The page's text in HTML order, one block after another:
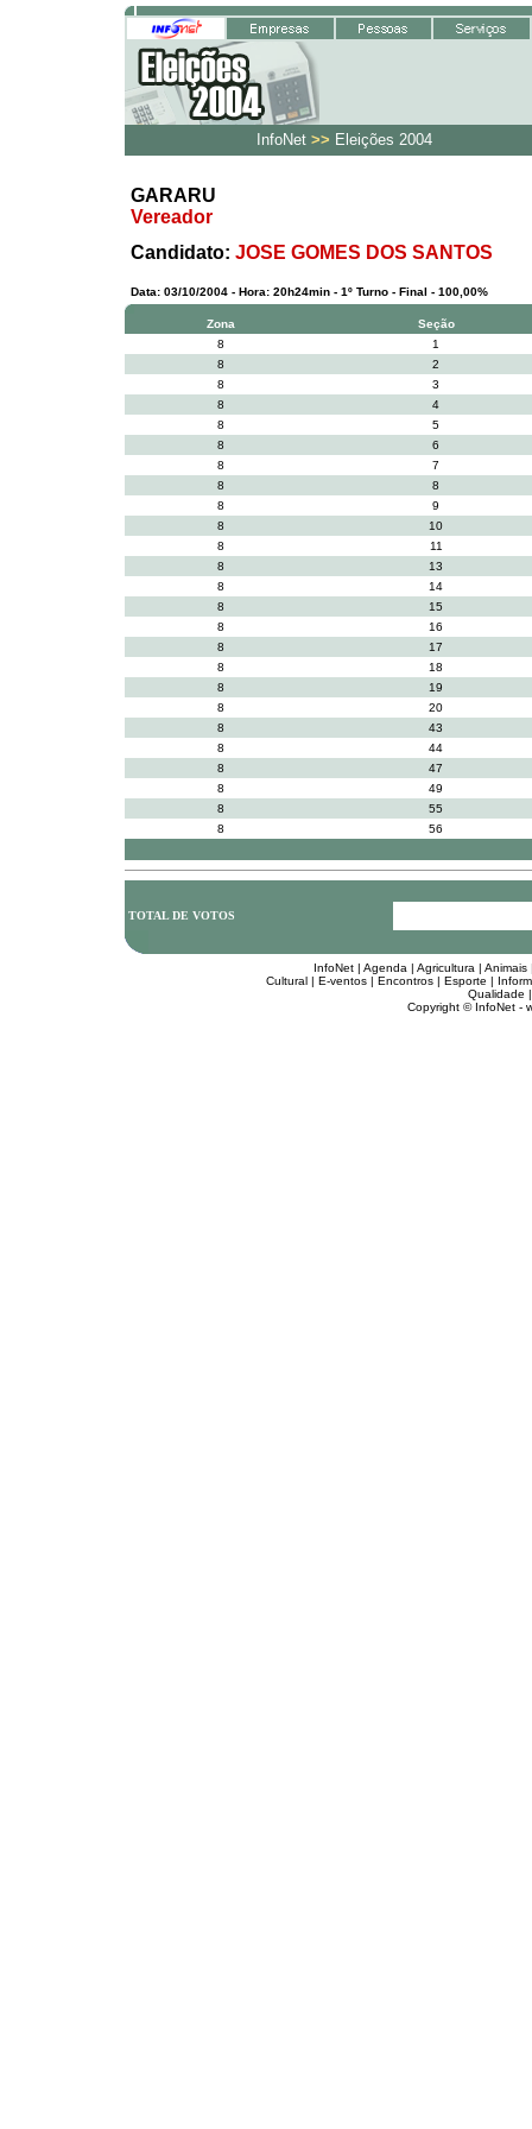
InfoNet >> Eleições 2004
GARARU
Vereador
Candidato: JOSE GOMES DOS SANTOS
Data: 03/10/2004 - Hora: 20h24min - 1º Turno - Final - 100,00%
Zona
Seção
8
1
8
2
8
3
8
4
8
5
8
6
8
7
8
8
8
9
8
10
8
11
8
13
8
14
8
15
8
16
8
17
8
18
8
19
8
20
8
43
8
44
8
47
8
49
8
55
8
56
TOTAL DE VOTOS
InfoNet | Agenda | Agricultura | Animais
Cultural | E-ventos | Encontros | Esporte |
Qualidade
Copyright © InfoNet -